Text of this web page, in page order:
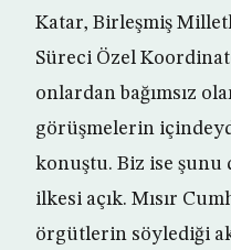
Katar, Birleşmiş
Süreci Özel
onlardan bağımsız
görüşmelerin
konuştu. Biz ise
ilkesi açık. Mısır
örgütlerin söylediği